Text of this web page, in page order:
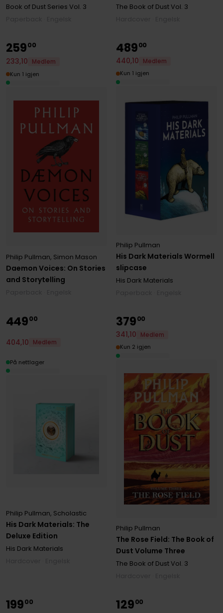
Book of Dust Series Vol. 3
The Book of DustVol. 3
Daemon Voices: On Stories
and Storytelling
Philip Pullman, Simon Mason
25900
233,10
Medlem
Kun 1 igjen
His Dark Materials Wormell
slipcase
Philip Pullman
His Dark Materials
48900
440,10
Medlem
Kun 1 igjen
His Dark Materials: The
Deluxe Edition
Philip Pullman, Scholastic
His Dark Materials
44900
404,10 Medlem
På nettlager
The Rose Field: The Book of
Dust Volume Three
Philip Pullman
The Book of DustVol. 3
37900
341,10
Medlem
Kun 2 igjen
19900 12900